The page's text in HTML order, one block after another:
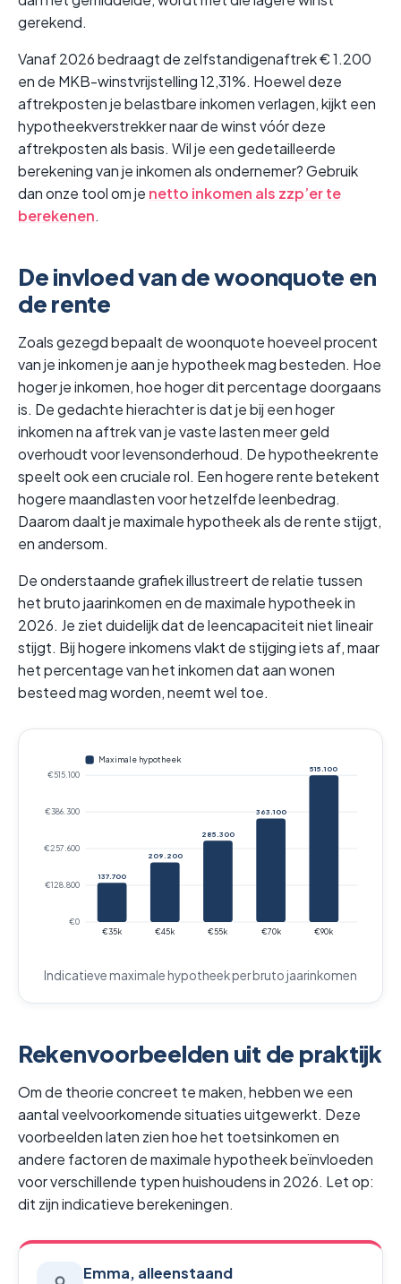
gerekend.
Vanaf 2026 bedraagt de zelfstandigenaftrek € 1.200
en de MKB-winstvrijstelling 12,31%. Hoewel deze
aftrekposten je belastbare inkomen verlagen, kijkt een
hypotheekverstrekker naar de winst vóór deze
aftrekposten als basis. Wil je een gedetailleerde
berekening van je inkomen als ondernemer? Gebruik
dan onze tool om je netto inkomen als zzp’er te
berekenen.
De invloed van de woonquote en
de rente
Zoals gezegd bepaalt de woonquote hoeveel procent
van je inkomen je aan je hypotheek mag besteden. Hoe
hoger je inkomen, hoe hoger dit percentage doorgaans
is. De gedachte hierachter is dat je bij een hoger
inkomen na aftrek van je vaste lasten meer geld
overhoudt voor levensonderhoud. De hypotheekrente
speelt ook een cruciale rol. Een hogere rente betekent
hogere maandlasten voor hetzelfde leenbedrag.
Daarom daalt je maximale hypotheek als de rente stijgt,
en andersom.
De onderstaande grafiek illustreert de relatie tussen
het bruto jaarinkomen en de maximale hypotheek in
2026. Je ziet duidelijk dat de leencapaciteit niet lineair
stijgt. Bij hogere inkomens vlakt de stijging iets af, maar
het percentage van het inkomen dat aan wonen
besteed mag worden, neemt wel toe.
€0
€128.800
€257.600
€386.300
€515.100
137.700
€35k
209.200
€45k
285.300
€55k
363.100
€70k
515.100
€90k
Maximale hypotheek
Indicatieve maximale hypotheek per bruto jaarinkomen
Rekenvoorbeelden uit de praktijk
Om de theorie concreet te maken, hebben we een
aantal veelvoorkomende situaties uitgewerkt. Deze
voorbeelden laten zien hoe het toetsinkomen en
andere factoren de maximale hypotheek beïnvloeden
voor verschillende typen huishoudens in 2026. Let op:
dit zijn indicatieve berekeningen.
Emma, alleenstaand